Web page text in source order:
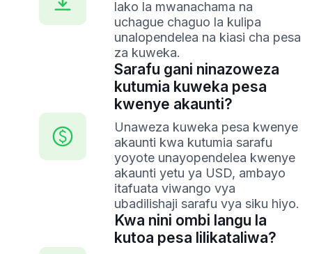
lako la mwanachama na
uchague chaguo la kulipa
unalopendelea na kiasi cha pesa
za kuweka.
Sarafu gani ninazoweza
kutumia kuweka pesa
kwenye akaunti?
Unaweza kuweka pesa kwenye
akaunti kwa kutumia sarafu
yoyote unayopendelea kwenye
akaunti yetu ya USD, ambayo
itafuata viwango vya
ubadilishaji sarafu vya siku hiyo.
Kwa nini ombi langu la
kutoa pesa lilikataliwa?